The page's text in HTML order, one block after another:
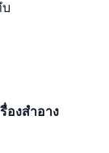
องสำอาง